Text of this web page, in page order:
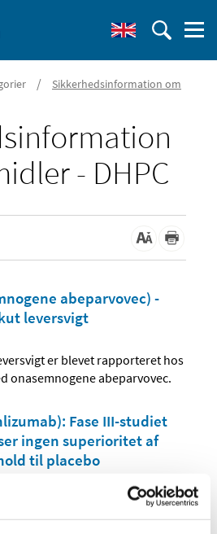
/
Sikkerhedsinformation om
- DHPC
abeparvovec) -
leversvigt
er blevet rapporteret hos
onasemnogene abeparvovec.
Fase III-studiet
ingen superioritet af
til placebo
fase III-studiet CSEG101A2301
mellem crizanlizumab og…